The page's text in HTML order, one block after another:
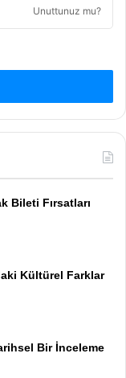
Unuttunuz mu?
Bileti Fırsatları
Kültürel Farklar
Bir İnceleme